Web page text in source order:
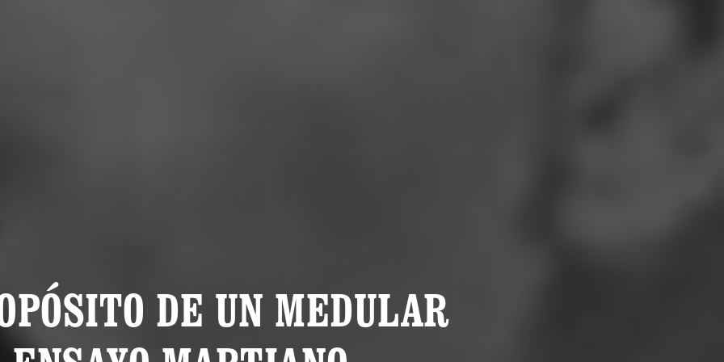
DE UN MEDULAR